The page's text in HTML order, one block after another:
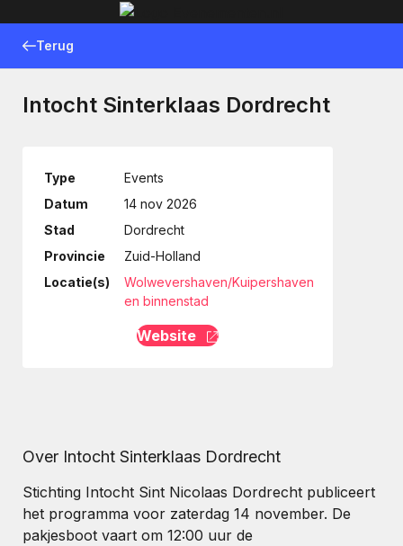
Terug
Intocht Sinterklaas Dordrecht
Over Intocht Sinterklaas Dordrecht
Stichting Intocht Sint Nicolaas Dordrecht publiceert
het programma voor zaterdag 14 november. De
pakjesboot vaart om 12:00 uur de
Type
Events
Datum
14 nov 2026
Stad
Dordrecht
Provincie
Zuid-Holland
Locatie(s)
Wolwevershaven/Kuipershaven
en binnenstad
Website